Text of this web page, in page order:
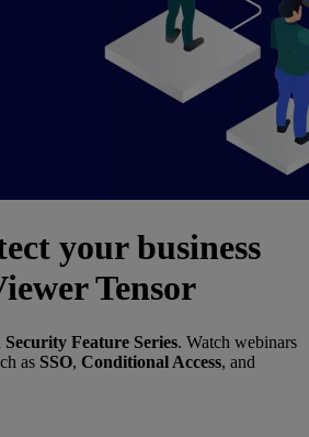
your business
Tensor
Security Feature Series. Watch webinars
as SSO, Conditional Access, and